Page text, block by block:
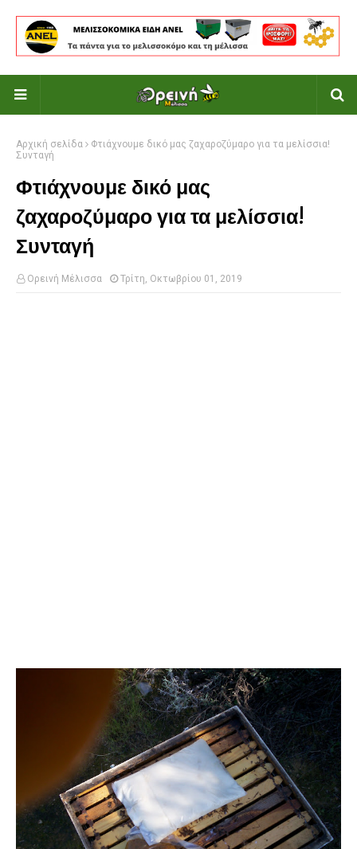
Αρχική σελίδα
Φτιάχνουμε δικό μας ζαχαροζύμαρο για τα μελίσσια!
Συνταγή
Φτιάχνουμε δικό μας
ζαχαροζύμαρο για τα μελίσσια!
Συνταγή
Ορεινή Μέλισσα Τρίτη, Οκτωβρίου 01, 2019